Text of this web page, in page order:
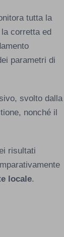
tutta la
corretta ed
parametri di
svolto dalla
nonché il
risultati
locale.